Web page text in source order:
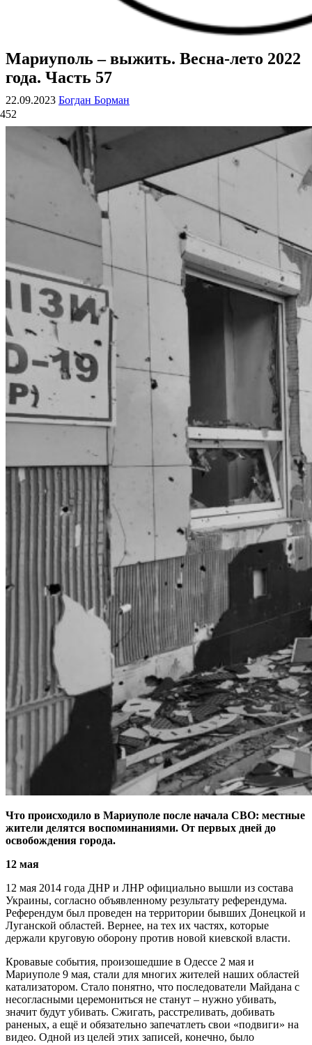
ВОЕННЫЕ СТРАНИЦЫ
СТАТЬИ ВОЕННОЙ ТЕМАТИКИ
Мариуполь – выжить. Весна-лето 2022
года. Часть 57
22.09.2023 Богдан Борман
452
Что происходило в Мариуполе после начала СВО: местные
жители делятся воспоминаниями. От первых дней до
освобождения города.
12 мая
12 мая 2014 года ДНР и ЛНР официально вышли из состава
Украины, согласно объявленному результату референдума.
Референдум был проведен на территории бывших Донецкой и
Луганской областей. Вернее, на тех их частях, которые
держали круговую оборону против новой киевской власти.
Кровавые события, произошедшие в Одессе 2 мая и
Мариуполе 9 мая, стали для многих жителей наших областей
катализатором. Стало понятно, что последователи Майдана с
несогласными церемониться не станут – нужно убивать,
значит будут убивать. Сжигать, расстреливать, добивать
раненых, а ещё и обязательно запечатлеть свои «подвиги» на
видео. Одной из целей этих записей, конечно, было